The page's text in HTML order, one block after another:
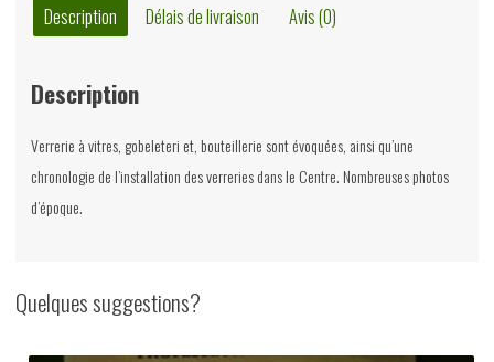
Description Délais de livraison Avis (0)
Description
Verrerie à vitres, gobeleteri et, bouteillerie sont évoquées, ainsi qu’une
chronologie de l’installation des verreries dans le Centre. Nombreuses photos
d’époque.
Quelques suggestions?